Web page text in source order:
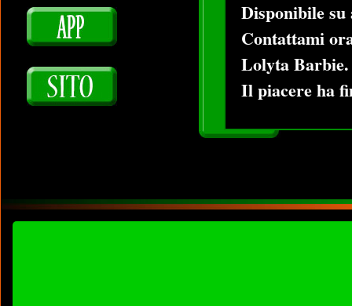
Disponibile
Contattami
Lolyta Barbie.
Il piacere ha